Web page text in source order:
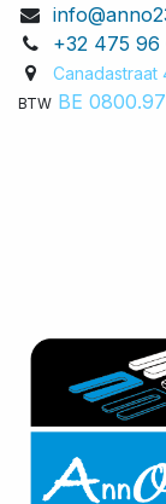
+32 475 96
Canadastraat
BTW BE